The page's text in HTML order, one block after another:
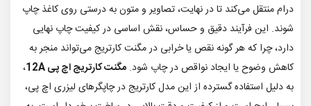
درام منتقل می‌کند تا در نهایت، تصاویر و متون به درستی روی کاغذ چاپ
شوند. این فرآیند دقیق و حساس، نقش اساسی در کیفیت چاپ نهایی
دارد، چرا که هر گونه نقص یا خرابی در مگنت کارتریج می‌تواند منجر به
کاهش وضوح یا ایجاد نواقص در چاپ شود. مگنت کارتریج اچ پی 12A
،
به دلیل استفاده گسترده از این مدل کارتریج در چاپگرهای لیزری اچ پی،